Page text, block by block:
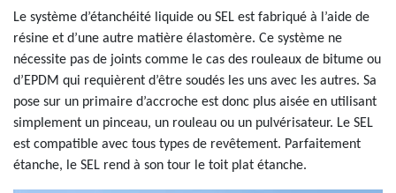
Le système d’étanchéité liquide ou SEL est fabriqué à l’aide de
résine et d’une autre matière élastomère. Ce système ne
nécessite pas de joints comme le cas des rouleaux de bitume ou
d’EPDM qui requièrent d’être soudés les uns avec les autres. Sa
pose sur un primaire d’accroche est donc plus aisée en utilisant
simplement un pinceau, un rouleau ou un pulvérisateur. Le SEL
est compatible avec tous types de revêtement. Parfaitement
étanche, le SEL rend à son tour le toit plat étanche.